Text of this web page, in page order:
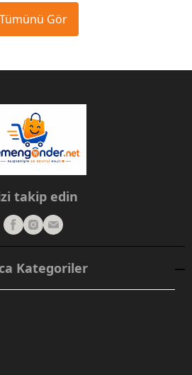
Tümünü Gör
takip edin
Kategoriler